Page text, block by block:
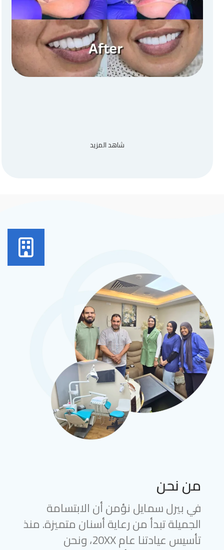
شاهد المزيد
من نحن
في بيرل سمايل نؤمن أن الابتسامة
الجميلة تبدأ من رعاية أسنان متميزة. منذ
تأسيس عيادتنا عام 20XX، ونحن